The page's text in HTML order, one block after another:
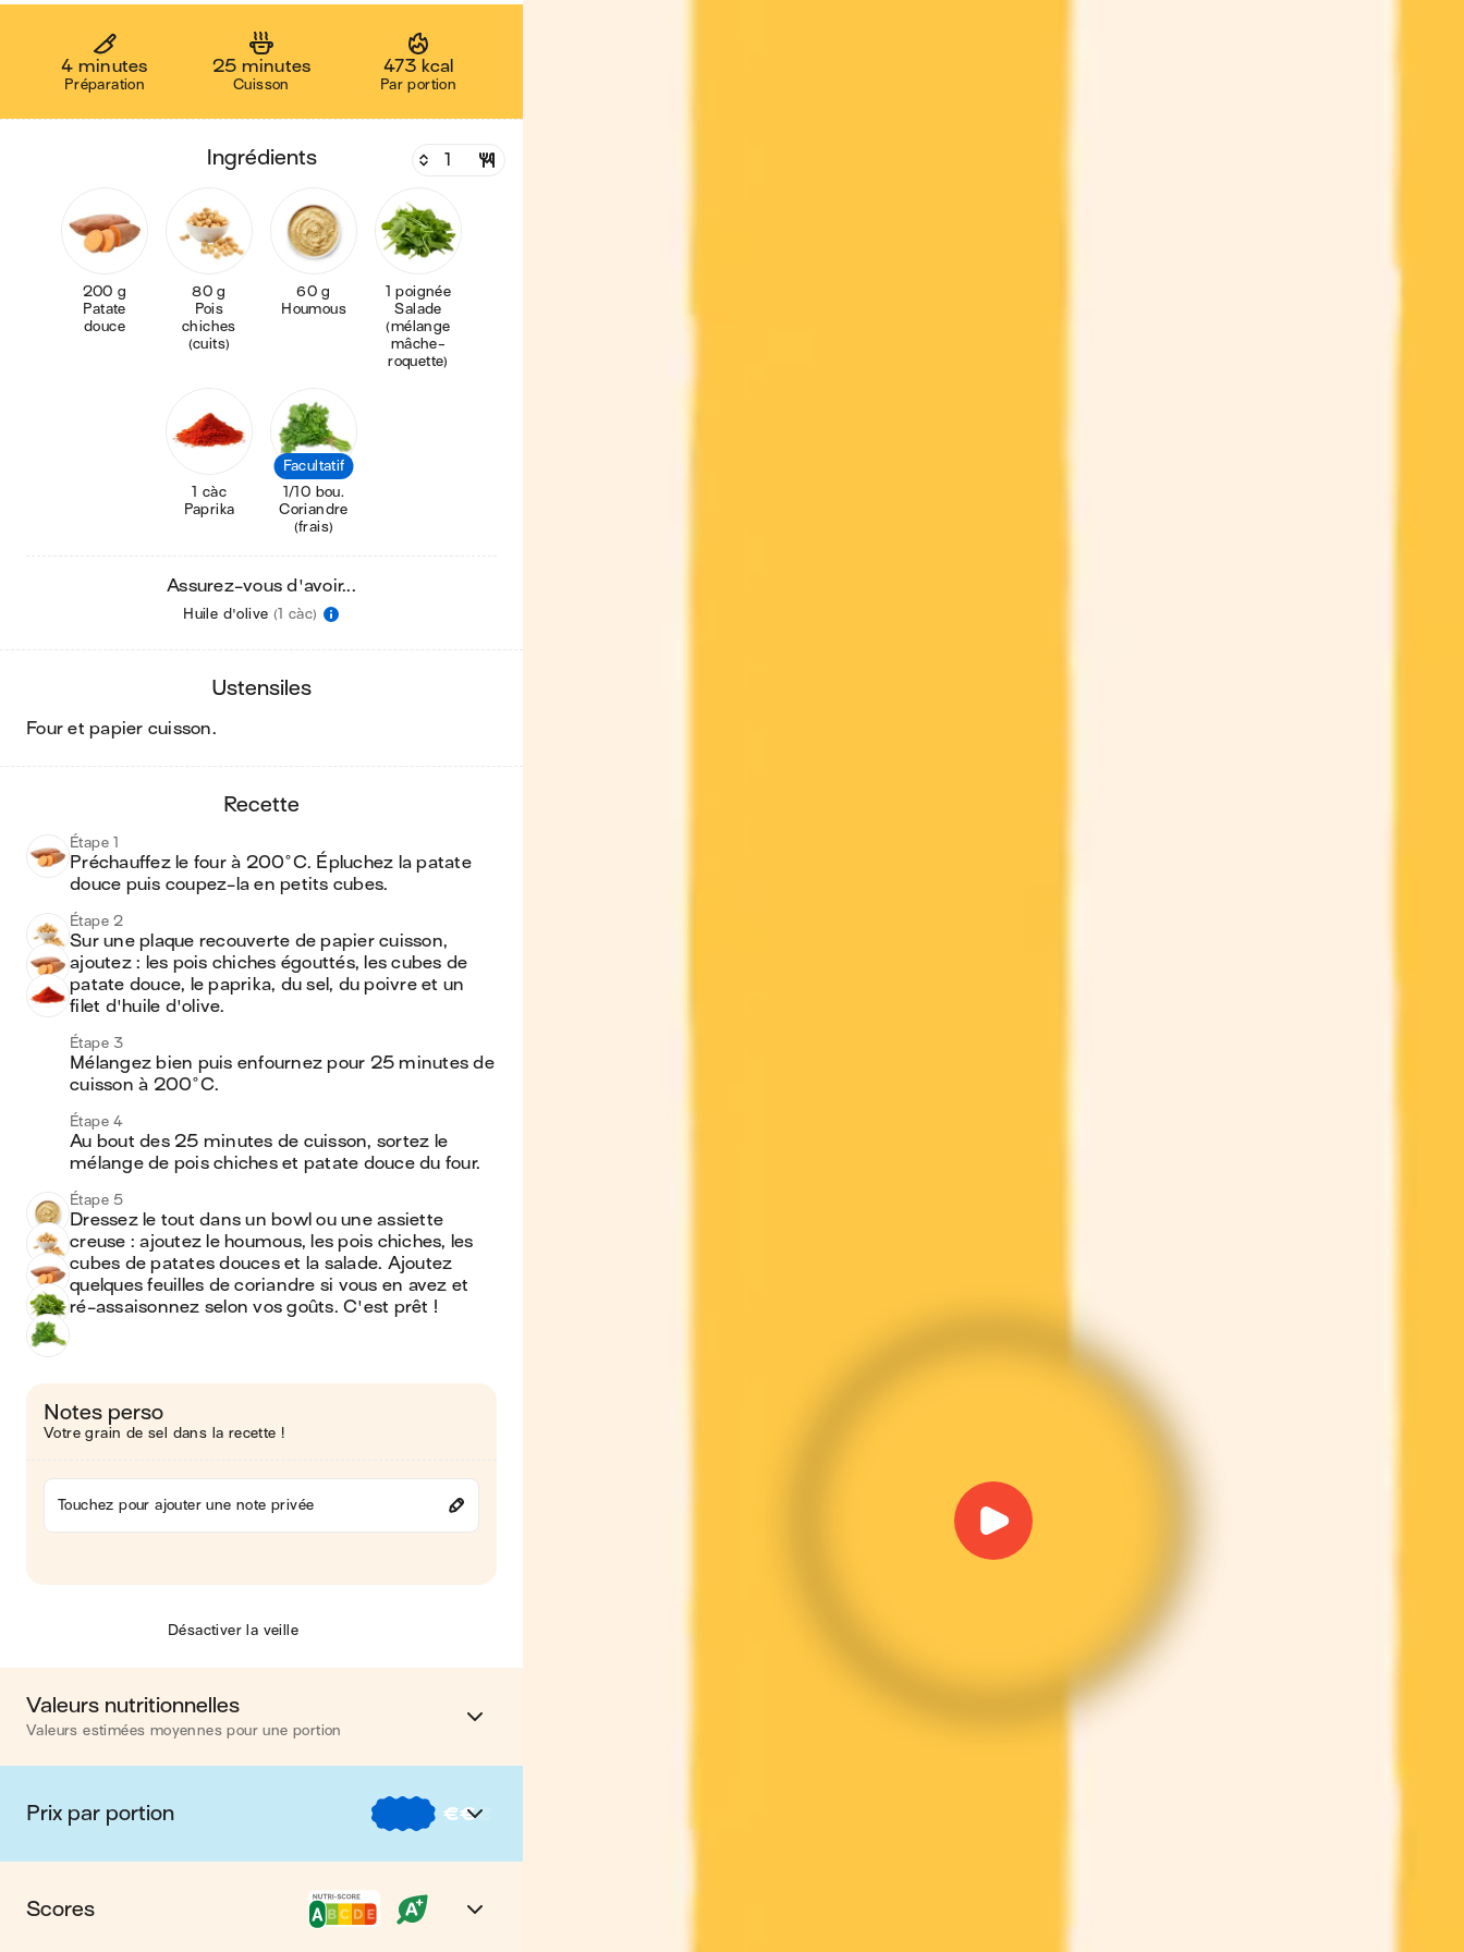
4 minutes
Préparation
25 minutes
Cuisson
473 kcal
Par portion
ingrédients
200 g
Patate
douce
80 g
Pois
chiches
(cuits)
60 g
Houmous
1 poignée
Salade
(mélange
mâche-
roquette)
1 càc
Paprika
Facultatif
1/10 bou.
Coriandre
(frais)
Assurez-vous d'avoir...
Huile d'olive (1 càc)
ustensiles
four et papier cuisson.
recette
Étape 1
Préchauffez le four à 200°C. Épluchez la patate
douce puis coupez-la en petits cubes.
Étape 2
Sur une plaque recouverte de papier cuisson,
ajoutez : les pois chiches égouttés, les cubes de
patate douce, le paprika, du sel, du poivre et un
filet d'huile d'olive.
Étape 3
Mélangez bien puis enfournez pour 25 minutes de
cuisson à 200°C.
Étape 4
Au bout des 25 minutes de cuisson, sortez le
mélange de pois chiches et patate douce du four.
Étape 5
Dressez le tout dans un bowl ou une assiette
creuse : ajoutez le houmous, les pois chiches, les
cubes de patates douces et la salade. Ajoutez
quelques feuilles de coriandre si vous en avez et
ré-assaisonnez selon vos goûts. C'est prêt !
Notes perso
Votre grain de sel dans la recette !
Touchez pour ajouter une note privée
Désactiver la veille
Valeurs nutritionnelles
Valeurs estimées moyennes pour une portion
Calories 473 kcal
Matières grasses 17 g
Prix par portion €€€
€ Nos recettes à -2 € par portion
Nos recettes entre 2 € et 4 € par portion
Scores